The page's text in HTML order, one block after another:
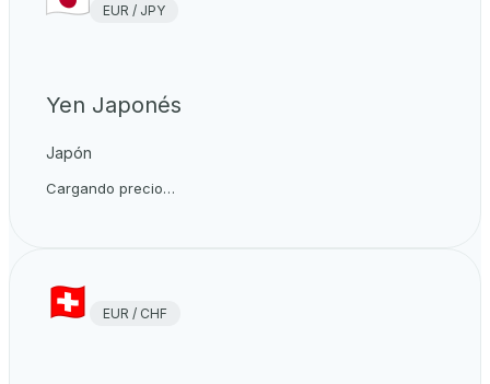
EUR / JPY
Yen Japonés
Japón
Cargando precio…
EUR / CHF